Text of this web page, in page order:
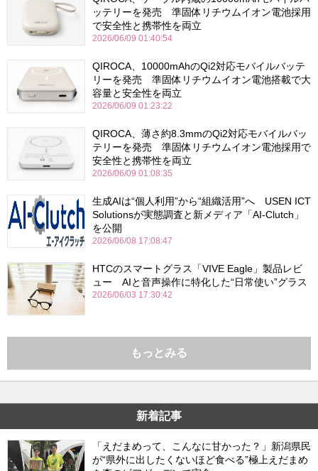
ッテリーを発売 準固体リチウムイオン電池採用
で安全性と携帯性を両立
2026/06/09 01:40:54
QIROCA、10000mAhのQi2対応モバイルバッテ
リーを発売 準固体リチウムイオン電池搭載で大
容量と安全性を両立
2026/06/09 01:23:22
QIROCA、薄さ約8.3mmのQi2対応モバイルバッ
テリーを発売 準固体リチウムイオン電池採用で
安全性と携帯性を両立
2026/06/09 01:08:35
生成AIは“個人利用”から“組織活用”へ USEN ICT
Solutionsが実態調査と新メディア「AI-Clutch」
を公開
2026/06/08 17:08:47
HTCのスマートグラス「VIVE Eagle」製品レビ
ュー AIと音声操作に特化した“日常使い”グラス
2026/06/03 17:30:42
もっとみる
新着記事
「えだまめって、こんなに甘かった？」新潟県民
が“県外に出したくないほど食べる”極上えだまめ